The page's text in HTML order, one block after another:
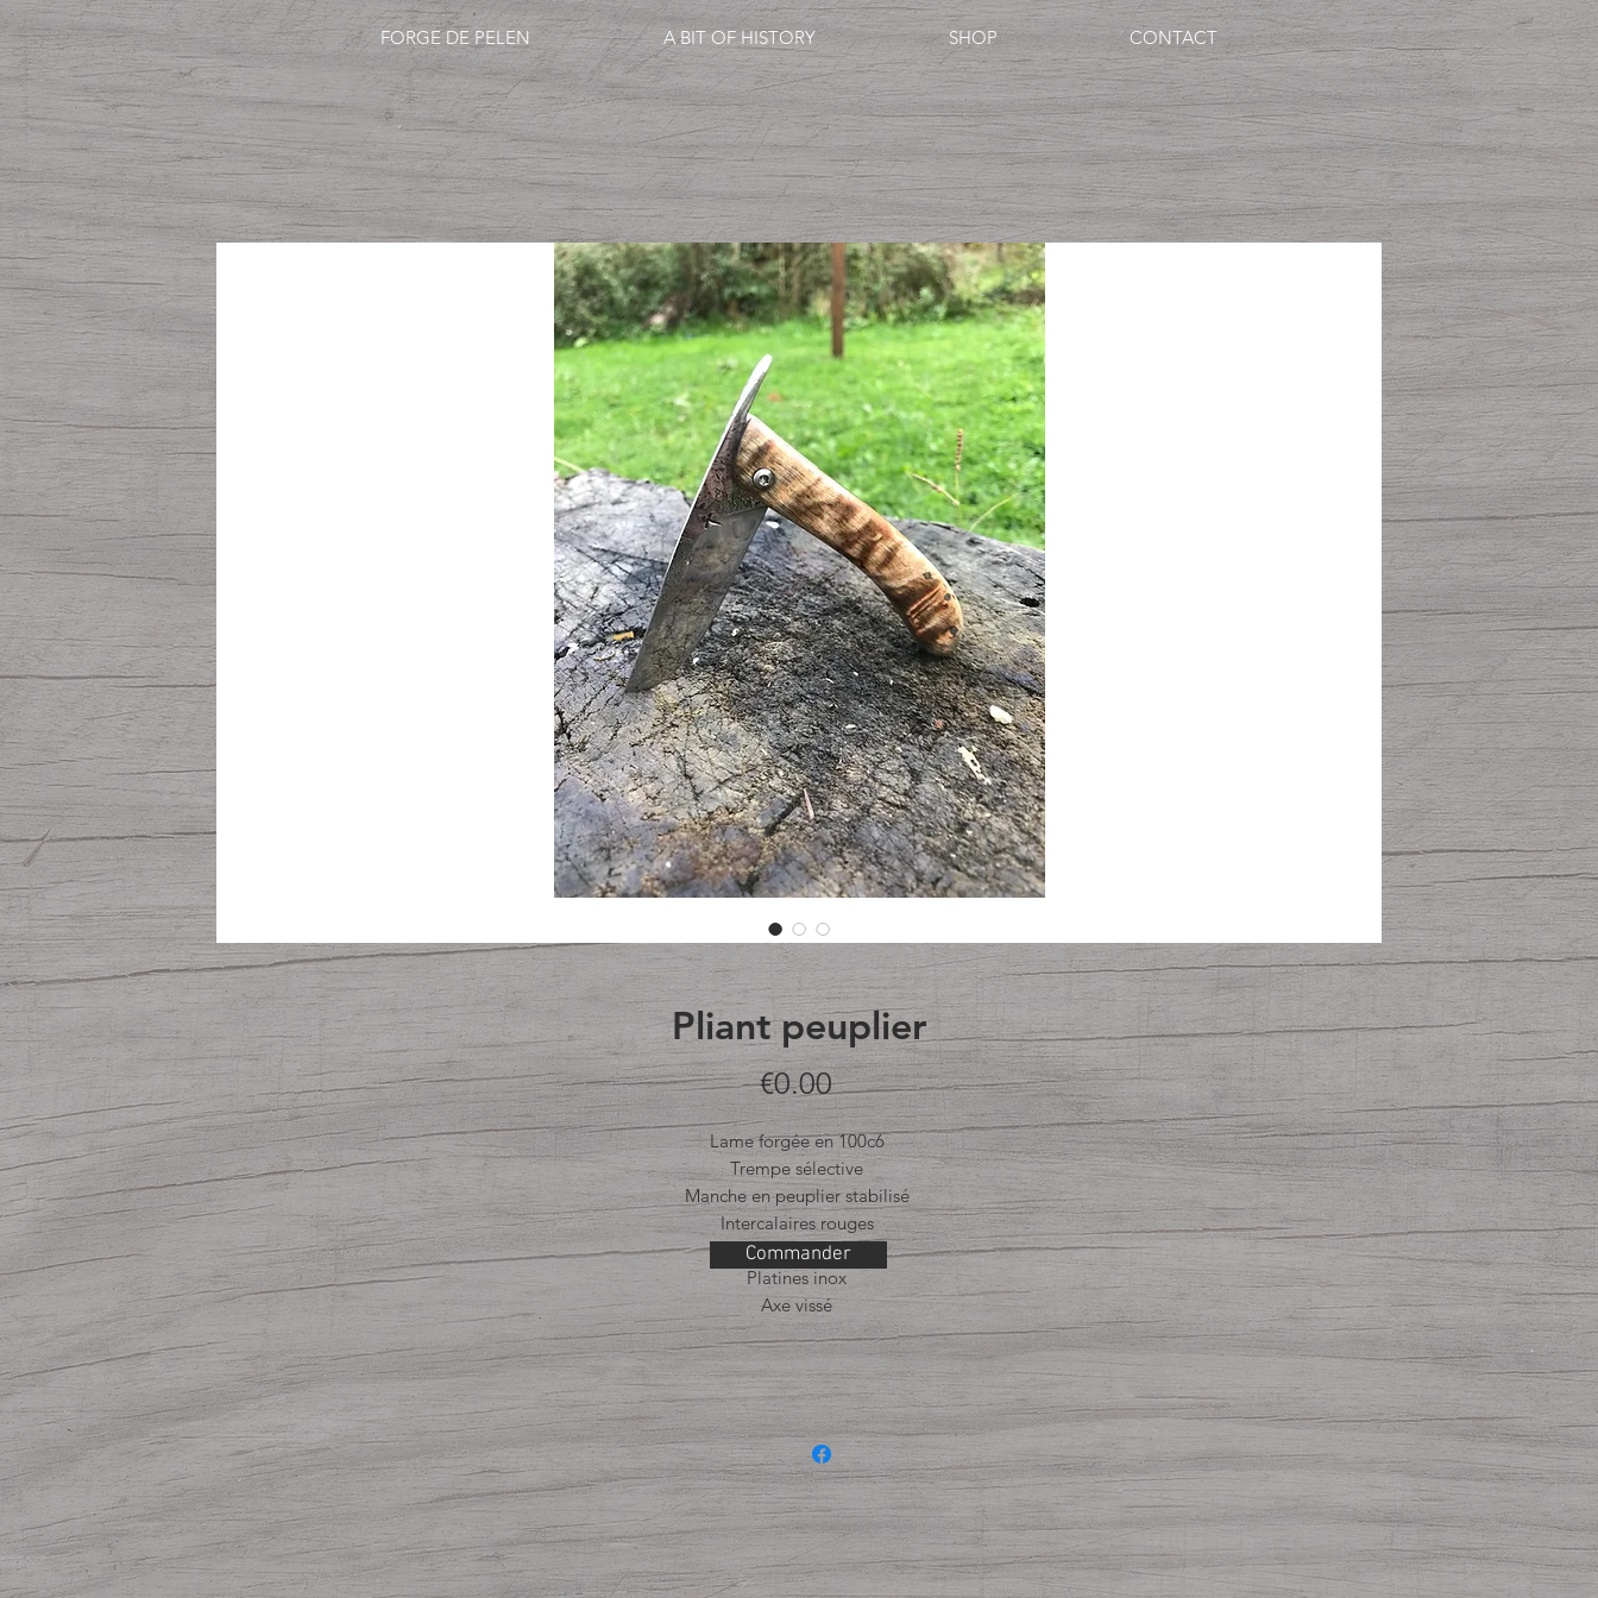
FORGE DE PELEN A BIT OF HISTORY SHOP CONTACT
Pliant peuplier
€0.00Price
Lame forgée en 100c6
Trempe sélective
Manche en peuplier stabilisé
Intercalaires rouges
Fausse pièce en ébène
Platines inox
Axe vissé
Commander